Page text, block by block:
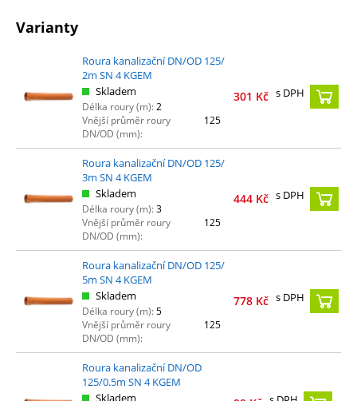
Varianty
Roura kanalizační DN/OD 125/
2m SN 4 KGEM
Skladem
Délka roury (m):2
Vnější průměr roury
DN/OD (mm):
125
301 Kč s DPH
Roura kanalizační DN/OD 125/
3m SN 4 KGEM
Skladem
Délka roury (m):3
Vnější průměr roury
DN/OD (mm):
125
444 Kč s DPH
Roura kanalizační DN/OD 125/
5m SN 4 KGEM
Skladem
Délka roury (m):5
Vnější průměr roury
DN/OD (mm):
125
778 Kč s DPH
Roura kanalizační DN/OD
125/0.5m SN 4 KGEM
Skladem